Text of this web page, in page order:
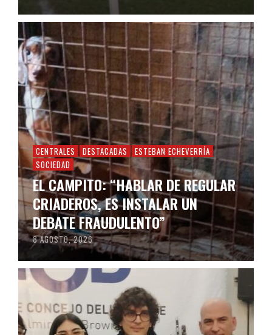
CENTRALES DESTACADAS
ESTEBAN ECHEVERRÍA
SOCIEDAD
EL CAMPITO: “HABLAR DE REGULAR
CRIADEROS, ES INSTALAR UN
DEBATE FRAUDULENTO”
8 AGOSTO, 2026